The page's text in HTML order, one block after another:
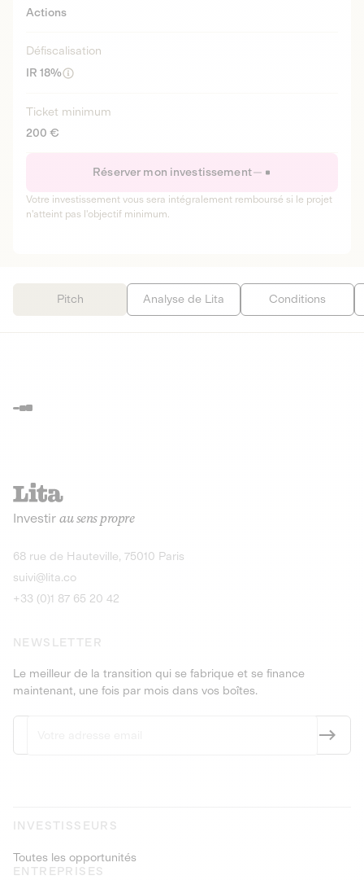
Pitch Analyse de Lita Conditions
Actions
Défiscalisation
IR 18%
Ticket minimum
200 €
Réserver mon investissement
Votre investissement vous sera intégralement remboursé si le projet
n'atteint pas l'objectif minimum.
Investir au sens propre
68 rue de Hauteville, 75010 Paris
suivi@lita.co
+33 (0)1 87 65 20 42
NEWSLETTER
Le meilleur de la transition qui se fabrique et se finance
maintenant, une fois par mois dans vos boîtes.
INVESTISSEURS
Toutes les opportunités
ENTREPRISES